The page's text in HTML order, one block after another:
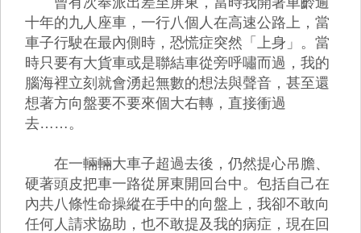
十年的九人座車，一行八個人在高速公路上，當
車子行駛在最內側時，恐慌症突然「上身」。當
時只要有大貨車或是聯結車從旁呼嘯而過，我的
腦海裡立刻就會湧起無數的想法與聲音，甚至還
想著方向盤要不要來個大右轉，直接衝過
去……。
在一輛輛大車子超過去後，仍然提心吊膽、
硬著頭皮把車一路從屏東開回台中。包括自己在
內共八條性命操縱在手中的向盤上，我卻不敢向
任何人請求協助，也不敢提及我的病症，現在回